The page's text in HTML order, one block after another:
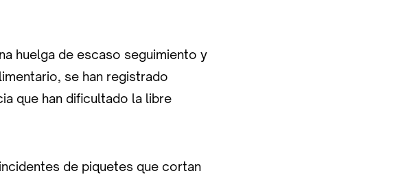
huelga de escaso seguimiento y
se han registrado
que han dificultado la libre
de piquetes que cortan